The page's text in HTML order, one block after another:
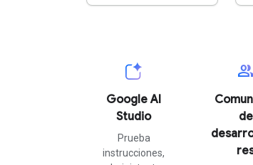
Google AI
Studio
Prueba
instrucciones,
group
de